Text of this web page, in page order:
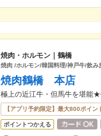
焼肉・ホルモン｜鶴橋
焼肉 /ホルモン/韓国料理/神戸牛/飲
焼肉鶴橋 本店
極上の近江牛・但馬牛を堪能
【アプリ予約限定】最大800ポイン
ポイントつかえる